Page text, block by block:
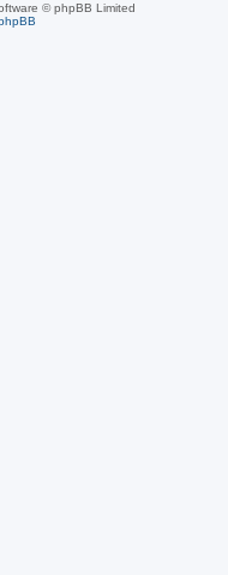
© phpBB Limited